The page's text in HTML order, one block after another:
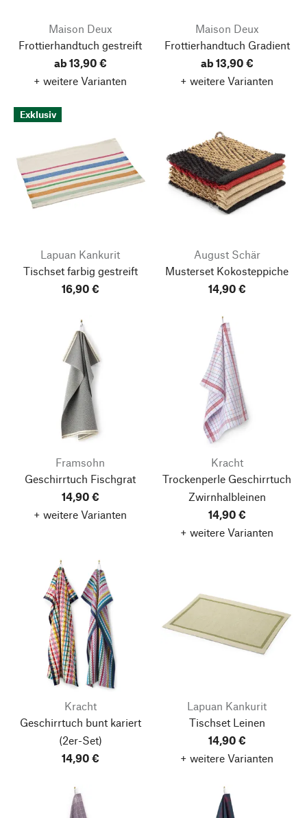
Maison Deux
Frottierhandtuch gestreift
ab 13,90 €
+ weitere Varianten
Maison Deux
Frottierhandtuch Gradient
ab 13,90 €
+ weitere Varianten
Exklusiv
Lapuan Kankurit
Tischset farbig gestreift
16,90 €
August Schär
Musterset Kokosteppiche
14,90 €
Framsohn
Geschirrtuch Fischgrat
14,90 €
+ weitere Varianten
Kracht
Trockenperle Geschirrtuch
Zwirnhalbleinen
14,90 €
+ weitere Varianten
Kracht
Geschirrtuch bunt kariert
(2er-Set)
14,90 €
Lapuan Kankurit
Tischset Leinen
14,90 €
+ weitere Varianten